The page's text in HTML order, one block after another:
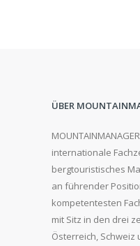
ÜBER
internationale
bergtouristisches
an führender
kompetentesten
mit Sitz in den drei
Österreich,